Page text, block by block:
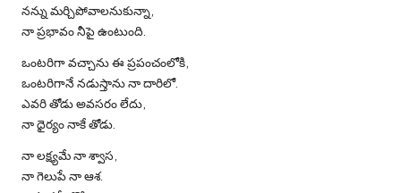
నన్ను మర్చిపోవాలనుకున్నా,
నా ప్రభావం నీపై ఉంటుంది.
ఒంటరిగా వచ్చాను ఈ ప్రపంచంలోకి,
ఒంటరిగానే నడుస్తాను నా దారిలో.
ఎవరి తోడు అవసరం లేదు,
నా ధైర్యం నాకే తోడు.
నా లక్ష్యమే నా శ్వాస,
నా గెలుపే నా ఆశ.